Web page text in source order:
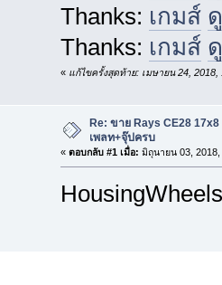
Thanks: เกมส์
Thanks: เกมส์
« แก้ไขครั้งสุดท้าย: เมษายน 24,
Re: ขาย Rays CE28
เพลท+จุ๊ปครบ
« ตอบกลับ #1 เมื่อ: มิถุนายน 03, 2018,
HousingWheels